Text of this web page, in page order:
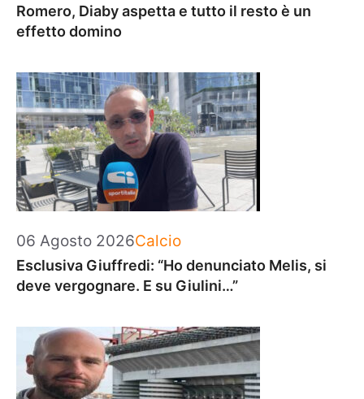
Romero, Diaby aspetta e tutto il resto è un
effetto domino
06 Agosto 2026Categorie
Calcio
Esclusiva Giuffredi: “Ho denunciato Melis, si
deve vergognare. E su Giulini…”